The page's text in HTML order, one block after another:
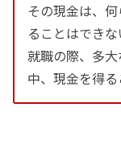
その現金は、
ることはできな
就職の際、多
中、現金を得る